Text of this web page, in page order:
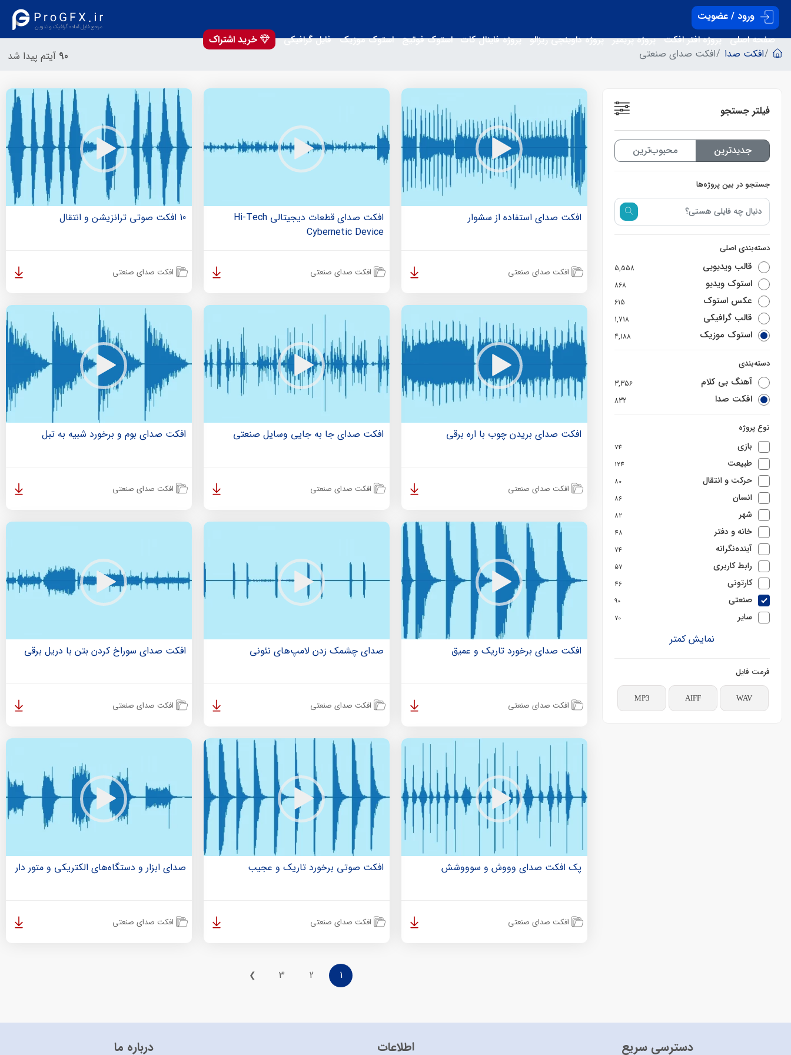
ورود / عضویت
صفحه اصلی پروژه افتر افکت پروژه پریمیر پروژه داوینچی ریزالو پروژه فاینال کات استوک فوتیج استوک موزیک فایل گرافیکی
خرید اشتراک
افکت صدا
افکت صدای صنعتی 90 آیتم پیدا شد
فیلتر جستجو
جدیدترین‌ محبوب‌ترین
جستجو در بین پروژه‌ها
دسته‌بندی اصلی
قالب ویدیویی 5,558
استوک ویدیو 868
عکس استوک 615
قالب گرافیکی 1,718
استوک موزیک 4,188
دسته‌بندی
آهنگ بی کلام 3,356
افکت صدا 832
نوع پروژه
بازی 74
طبیعت 124
حرکت و انتقال 80
انسان 86
شهر 82
خانه و دفتر 48
آینده‌نگرانه 74
رابط کاربری 57
کارتونی 46
صنعتی 90
سایر 70
نمایش کمتر
فرمت فایل
WAV
AIFF
MP3
افکت صدای استفاده از سشوار
افکت صدای صنعتی
افکت صدای قطعات دیجیتالی Hi-Tech
Cybernetic Device
افکت صدای صنعتی
10 افکت صوتی ترانزیشن و انتقال
افکت صدای صنعتی
افکت صدای بریدن چوب با اره برقی
افکت صدای صنعتی
افکت صدای جا به جایی وسایل صنعتی
افکت صدای صنعتی
افکت صدای بوم و برخورد شبیه به تبل
افکت صدای صنعتی
افکت صدای برخورد تاریک و عمیق
افکت صدای صنعتی
صدای چشمک زدن لامپ‌های نئونی
افکت صدای صنعتی
افکت صدای سوراخ کردن بتن با دریل برقی
افکت صدای صنعتی
پک افکت صدای وووش و سوووشش
افکت صدای صنعتی
افکت صوتی برخورد تاریک و عجیب
افکت صدای صنعتی
صدای ابزار و دستگاه‌های الکتریکی و متور دار
افکت صدای صنعتی
1
2
3
❯
دسترسی سریع اطلاعات درباره ما